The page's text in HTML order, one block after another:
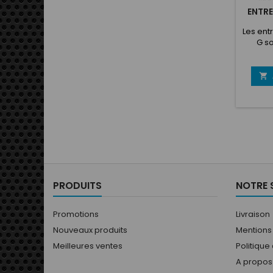
Les
G
la 
PRODUITS
Promotions
Nouveaux produits
Meilleures ventes
NOTRE
Livraison
A propos